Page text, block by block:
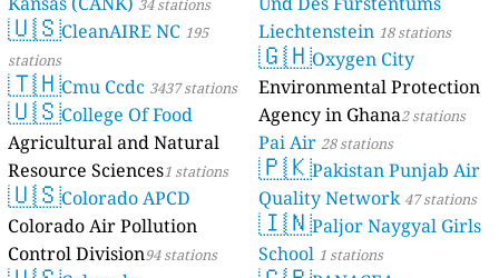
34 stations
🇺🇸CleanAIRE NC 195
stations
🇹🇭Cmu Ccdc 3437 stations
🇺🇸College Of Food
Agricultural and Natural
Resource Sciences1 stations
🇺🇸Colorado APCD
Colorado Air Pollution
Control Division94 stations
Liechtenstein 18 stations
🇬🇭Oxygen City
Environmental Protection
Agency in Ghana2 stations
Pai Air 28 stations
🇵🇰Pakistan Punjab Air
Quality Network 47 stations
🇮🇳Paljor Naygyal Girls
School 1 stations